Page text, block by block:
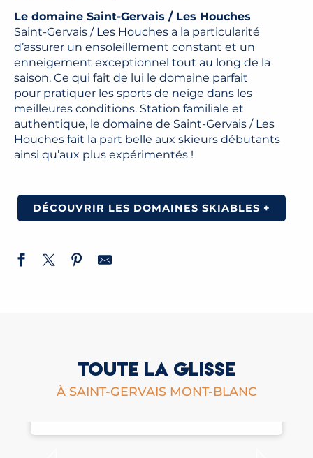
Le domaine Saint-Gervais / Les Houches
Saint-Gervais / Les Houches a la particularité
d’assurer un ensoleillement constant et un
enneigement exceptionnel tout au long de la
saison. Ce qui fait de lui le domaine parfait
pour pratiquer les sports de neige dans les
meilleures conditions. Station familiale et
authentique, le domaine de Saint-Gervais / Les
Houches fait la part belle aux skieurs débutants
ainsi qu’aux plus expérimentés !
DÉCOUVRIR LES DOMAINES SKIABLES +
TOUTE LA GLISSE
À SAINT-GERVAIS MONT-BLANC